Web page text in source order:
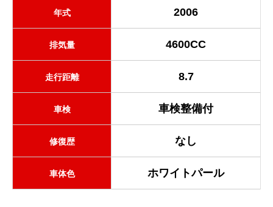
年式 2006
排気量 4600CC
走行距離 8.7
車検 車検整備付
修復歴 なし
車体色 ホワイトパール